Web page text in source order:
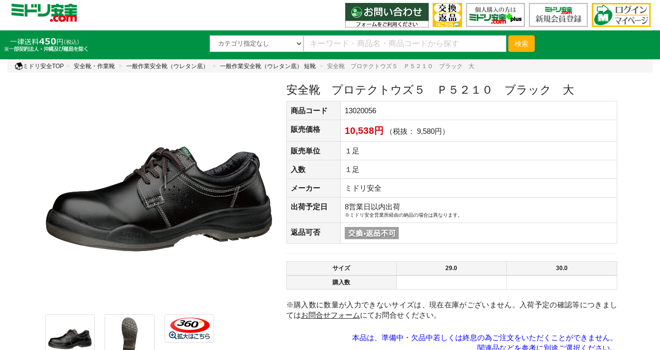
検索
ミドリ安全TOP 安全靴・作業靴 一般作業安全靴（ウレタン底） 一般作業安全靴（ウレタン底） 短靴 安全靴 プロテクトウズ５ Ｐ５２１０ ブラック 大
安全靴 プロテクトウズ５ Ｐ５２１０ ブラック 大
商品コード 13020056
販売価格 10,538円 （税抜： 9,580円）
販売単位 １足
入数 １足
メーカー ミドリ安全
出荷予定日 8営業日以内出荷
※ミドリ安全営業所経由の納品の場合は異なります。
返品可否
サイズ 29.0 30.0
購入数
※購入数に数量が入力できないサイズは、現在在庫がございません。入荷予定の確認等につきまし
てはお問合せフォームにてお問合せください。
本品は、準備中・欠品中若しくは終息の為ご注文をいただくことができません。
関連品などを参考に別途ご選択ください。